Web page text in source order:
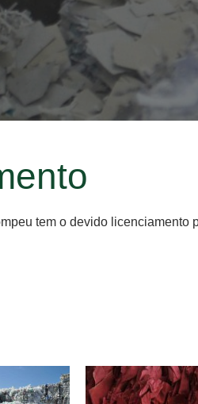
tem o devido licenciamento